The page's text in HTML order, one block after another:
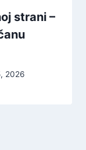
strani –
2026